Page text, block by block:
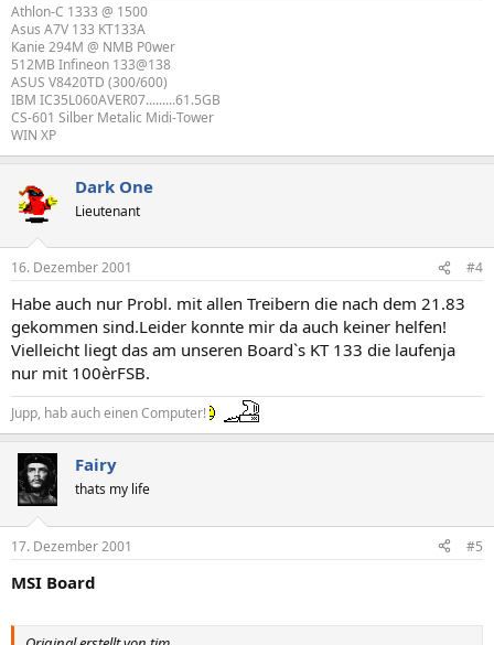
Athlon-C 1333 @ 1500
Asus A7V 133 KT133A
Kanie 294M @ NMB P0wer
512MB Infineon 133@138
ASUS V8420TD (300/600)
IBM IC35L060AVER07.........61.5GB
CS-601 Silber Metalic Midi-Tower
WIN XP
Dark One
Lieutenant
16. Dezember 2001 #4
Habe auch nur Probl. mit allen Treibern die nach dem 21.83
gekommen sind.Leider konnte mir da auch keiner helfen!
Vielleicht liegt das am unseren Board`s KT 133 die laufenja
nur mit 100èrFSB.
Jupp, hab auch einen Computer!
Fairy
thats my life
17. Dezember 2001 #5
MSI Board